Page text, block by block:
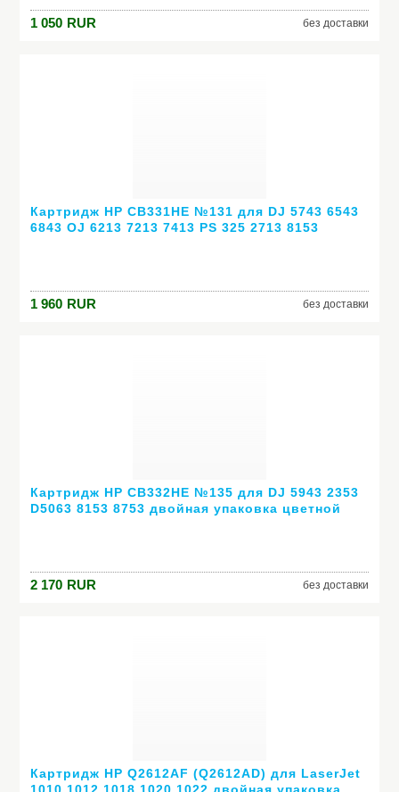
1 050 RUR без доставки
Картридж HP CB331HE №131 для DJ 5743 6543
6843 OJ 6213 7213 7413 PS 325 2713 8153
1 960 RUR без доставки
Картридж HP CB332HE №135 для DJ 5943 2353
D5063 8153 8753 двойная упаковка цветной
2 170 RUR без доставки
Картридж HP Q2612AF (Q2612AD) для LaserJet